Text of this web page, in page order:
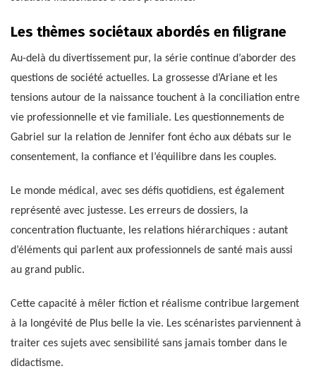
Les thèmes sociétaux abordés en filigrane
Au-delà du divertissement pur, la série continue d’aborder des
questions de société actuelles. La grossesse d’Ariane et les
tensions autour de la naissance touchent à la conciliation entre
vie professionnelle et vie familiale. Les questionnements de
Gabriel sur la relation de Jennifer font écho aux débats sur le
consentement, la confiance et l’équilibre dans les couples.
Le monde médical, avec ses défis quotidiens, est également
représenté avec justesse. Les erreurs de dossiers, la
concentration fluctuante, les relations hiérarchiques : autant
d’éléments qui parlent aux professionnels de santé mais aussi
au grand public.
Cette capacité à mêler fiction et réalisme contribue largement
à la longévité de Plus belle la vie. Les scénaristes parviennent à
traiter ces sujets avec sensibilité sans jamais tomber dans le
didactisme.